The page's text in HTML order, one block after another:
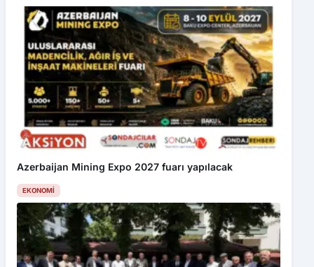
Azerbaijan Mining Expo 2027 fuarı yapılacak
EKONOMI